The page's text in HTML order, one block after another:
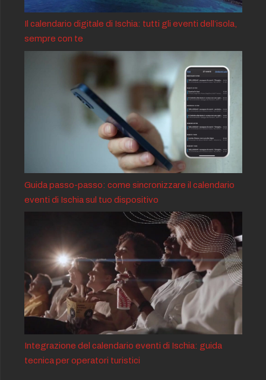
Il calendario digitale di Ischia: tutti gli eventi dell’isola,
sempre con te
Guida passo-passo: come sincronizzare il calendario
eventi di Ischia sul tuo dispositivo
Integrazione del calendario eventi di Ischia: guida
tecnica per operatori turistici